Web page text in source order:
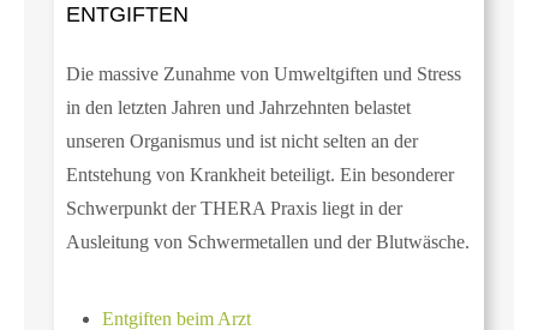
ENTGIFTEN
Die massive Zunahme von Umweltgiften und Stress
in den letzten Jahren und Jahrzehnten belastet
unseren Organismus und ist nicht selten an der
Entstehung von Krankheit beteiligt. Ein besonderer
Schwerpunkt der THERA Praxis liegt in der
Ausleitung von Schwermetallen und der Blutwäsche.
Entgiften beim Arzt